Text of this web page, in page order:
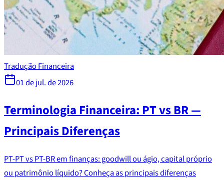
Tradução Financeira
01 de jul. de 2026
Terminologia Financeira: PT vs BR —
Principais Diferenças
PT-PT vs PT-BR em finanças: goodwill ou ágio, capital próprio
ou patrimônio líquido? Conheça as principais diferenças